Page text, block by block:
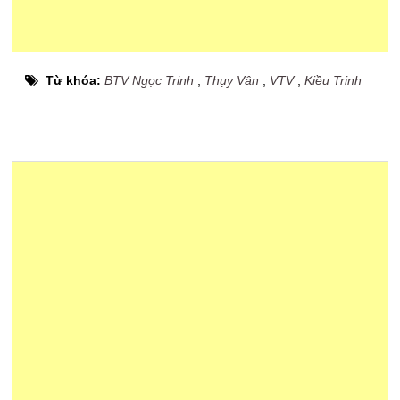
Từ khóa:BTV Ngọc Trinh Thụy Vân VTV,Kiều Trinh